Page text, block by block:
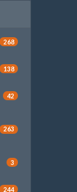
268
138
42
263
3
244